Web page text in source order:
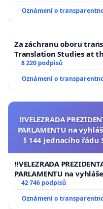
Oznámení o
Za záchranu oboru
Translation Studies at
University
8 220 podpisů
Oznámení o
‼️VELEZRADA
PARLAMENTU na
§ 144 jednacího
‼️VELEZRADA
PARLAMENTU na
144 jednacího řádu
usnesení k podání
republiky
42 746 podpisů
Oznámení o